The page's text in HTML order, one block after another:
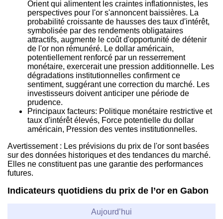
Orient qui alimentent les craintes inflationnistes, les
perspectives pour l'or s'annoncent baissières. La
probabilité croissante de hausses des taux d'intérêt,
symbolisée par des rendements obligataires
attractifs, augmente le coût d'opportunité de détenir
de l'or non rémunéré. Le dollar américain,
potentiellement renforcé par un resserrement
monétaire, exercerait une pression additionnelle. Les
dégradations institutionnelles confirment ce
sentiment, suggérant une correction du marché. Les
investisseurs doivent anticiper une période de
prudence.
Principaux facteurs: Politique monétaire restrictive et
taux d'intérêt élevés, Force potentielle du dollar
américain, Pression des ventes institutionnelles.
Avertissement : Les prévisions du prix de l'or sont basées
sur des données historiques et des tendances du marché.
Elles ne constituent pas une garantie des performances
futures.
Indicateurs quotidiens du prix de l’or en Gabon
Aujourd’hui